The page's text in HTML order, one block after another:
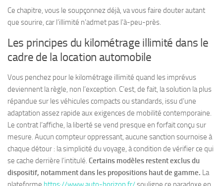
Ce chapitre, vous le soupçonnez déjà, va vous faire douter autant
que sourire, car l’illimité n’admet pas l’à-peu-près.
Les principes du kilométrage illimité dans le
cadre de la location automobile
Vous penchez pour le kilométrage illimité quand les imprévus
deviennent la règle, non l’exception. C’est, de fait, la solution la plus
répandue sur les véhicules compacts ou standards, issu d’une
adaptation assez rapide aux exigences de mobilité contemporaine.
Le contrat l’affiche, la liberté se vend presque en forfait conçu sur
mesure. Aucun compteur oppressant, aucune sanction sournoise à
chaque détour : la simplicité du voyage, à condition de vérifier ce qui
se cache derrière l’intitulé. Certains modèles restent exclus du
dispositif, notamment dans les propositions haut de gamme. La